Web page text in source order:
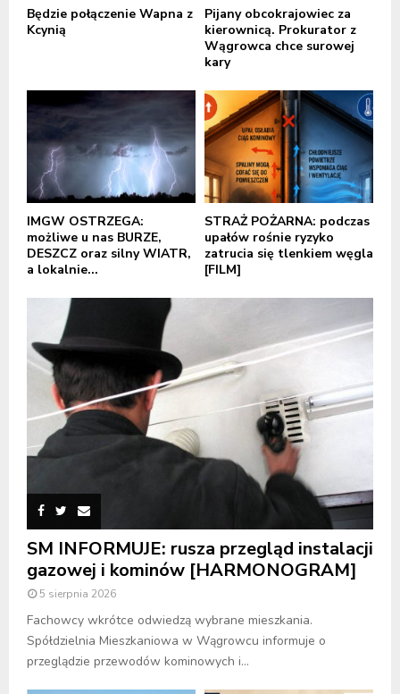
Będzie połączenie Wapna z
Kcynią
Pijany obcokrajowiec za
kierownicą. Prokurator z
Wągrowca chce surowej
kary
IMGW OSTRZEGA:
możliwe u nas BURZE,
DESZCZ oraz silny WIATR,
a lokalnie...
STRAŻ POŻARNA: podczas
upałów rośnie ryzyko
zatrucia się tlenkiem węgla
[FILM]
SM INFORMUJE: rusza przegląd instalacji
gazowej i kominów [HARMONOGRAM]
5 sierpnia 2026
Fachowcy wkrótce odwiedzą wybrane mieszkania.
Spółdzielnia Mieszkaniowa w Wągrowcu informuje o
przeglądzie przewodów kominowych i...